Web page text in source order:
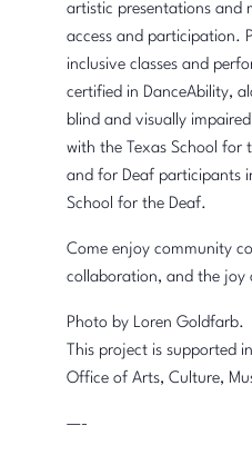
artistic presentations and
access and participation.
inclusive classes and
certified in DanceAbility,
blind and visually
with the Texas School for
and for Deaf participants
School for the Deaf.
Come enjoy community
collaboration, and the joy
Photo by Loren Goldfarb.
This project is supported
Office of Arts, Culture,
—-